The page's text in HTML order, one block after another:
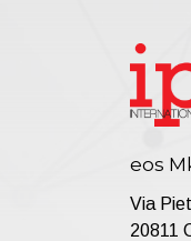
eos
Via
20811